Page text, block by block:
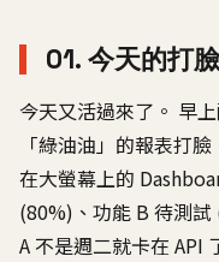
01. 今天的打
今天又活過來了。 早
「綠油油」的報表打
在大螢幕上的
(80%)、功能 B 待測
A 不是週二就卡在 API